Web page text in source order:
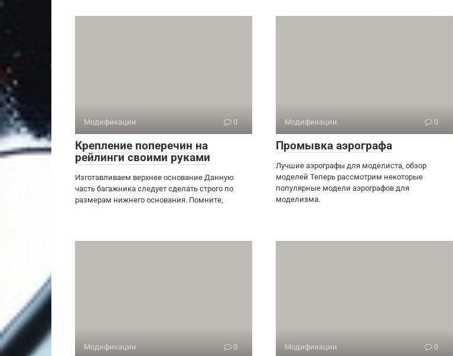
Модификации 0
Крепление поперечин на
рейлинги своими руками
Изготавливаем верхнее основание Данную
часть багажника следует сделать строго по
размерам нижнего основания. Помните,
Модификации 0
Промывка аэрографа
Лучшие аэрографы для моделиста, обзор
моделей Теперь рассмотрим некоторые
популярные модели аэрографов для
моделизма.
Модификации 0 Модификации 0